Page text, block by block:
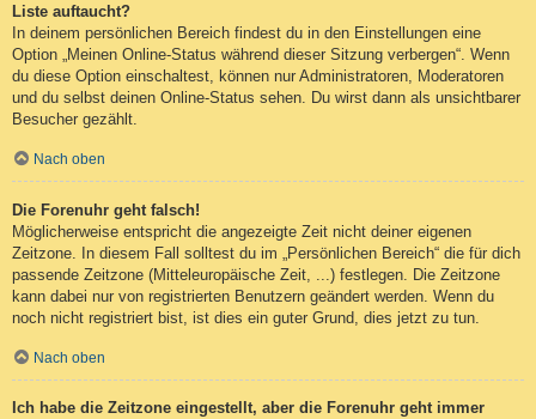
Liste auftaucht?
In deinem persönlichen Bereich findest du in den Einstellungen eine
Option „Meinen Online-Status während dieser Sitzung verbergen“. Wenn
du diese Option einschaltest, können nur Administratoren, Moderatoren
und du selbst deinen Online-Status sehen. Du wirst dann als unsichtbarer
Besucher gezählt.
Nach oben
Die Forenuhr geht falsch!
Möglicherweise entspricht die angezeigte Zeit nicht deiner eigenen
Zeitzone. In diesem Fall solltest du im „Persönlichen Bereich“ die für dich
passende Zeitzone (Mitteleuropäische Zeit, ...) festlegen. Die Zeitzone
kann dabei nur von registrierten Benutzern geändert werden. Wenn du
noch nicht registriert bist, ist dies ein guter Grund, dies jetzt zu tun.
Nach oben
Ich habe die Zeitzone eingestellt, aber die Forenuhr geht immer